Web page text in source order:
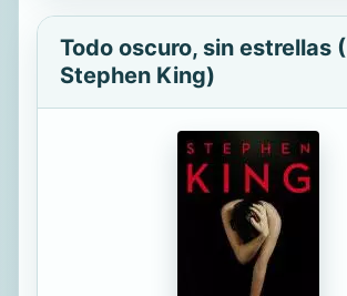
Todo oscuro, sin estrellas (
Stephen King)